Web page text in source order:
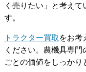
く売りたい」と考え
す。
トラクター買取 をお考
ください。農機具専
ごとの価値をしっかり